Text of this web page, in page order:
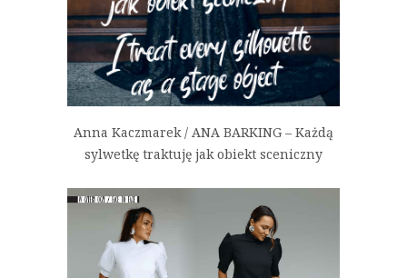
Anna Kaczmarek / ANA BARKING – Każdą
sylwetkę traktuję jak obiekt sceniczny